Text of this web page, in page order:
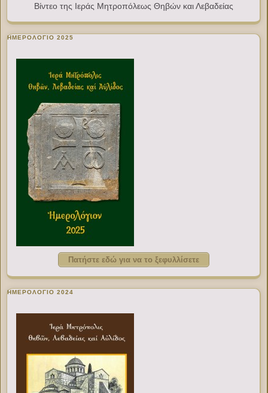
Βίντεο της Ιεράς Μητροπόλεως Θηβών και Λεβαδείας
ΗΜΕΡΟΛΟΓΙΟ 2025
Πατήστε εδώ για να το ξεφυλλίσετε
ΗΜΕΡΟΛΟΓΙΟ 2024